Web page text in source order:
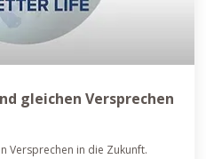
gleichen Versprechen
Versprechen in die Zukunft.